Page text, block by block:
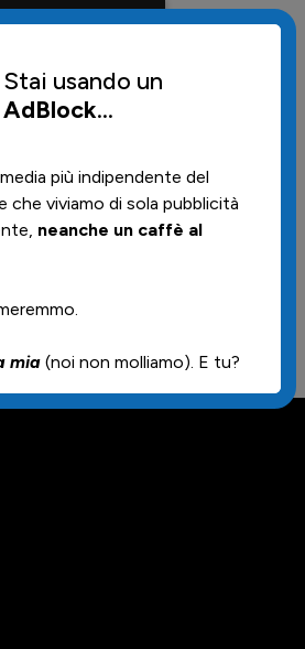
maglia e solo i tifosi la portano tutta
pero'..."
Stai usando un
AdBlock...
più indipendente del
che viviamo di sola pubblicità
neanche un caffè al
mia (noi non molliamo). E tu?